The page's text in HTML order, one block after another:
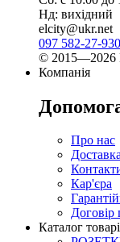
Нд: вихідний
elcity@ukr.net
097 582-27-93
©
Компанія
Про нас
Кар'єра
Договір
Каталог